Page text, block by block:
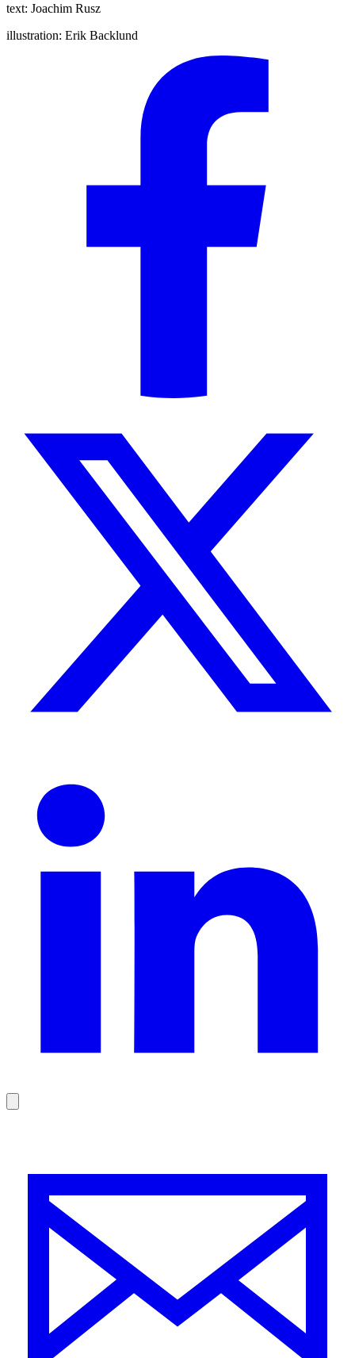
text: Joachim Rusz
illustration: Erik Backlund